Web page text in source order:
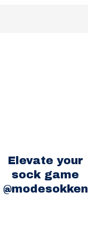
Elevate your
sock game
@modesokken